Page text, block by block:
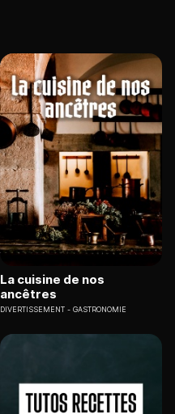
La cuisine de nos
ancêtres
DIVERTISSEMENT GASTRONOMIE